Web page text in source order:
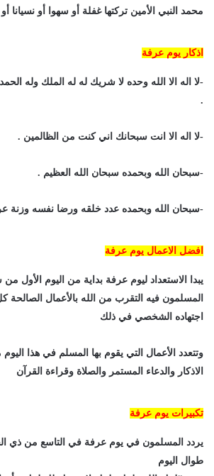
محمد النبي الأمين تركتها غفلة أو سهوا أو نسيانا أو
اذكار يوم عرفة
-لا اله الا الله وحده لا شريك له له الملك وله
.
-لا اله الا انت سبحانك اني كنت من الظالمين .
-سبحان الله وبحمده سبحان الله العظيم .
-سبحان الله وبحمده عدد خلقه ورضا نفسه وزنة
افضل الاعمال يوم عرفة
يبدا الاستعداد ليوم عرفة بداية من اليوم الأول
المسلمون فيه التقرب من الله بالأعمال
اجتهاده الشخصي في ذلك
وتتعدد الأعمال التي يقوم بها المسلم في هذا اليوم
الاذكار والدعاء المستمر والصلاة وقراءة القرآن
تكبيرات يوم عرفة
يردد المسلمون في يوم عرفة في التاسع من ذي
طوال اليوم